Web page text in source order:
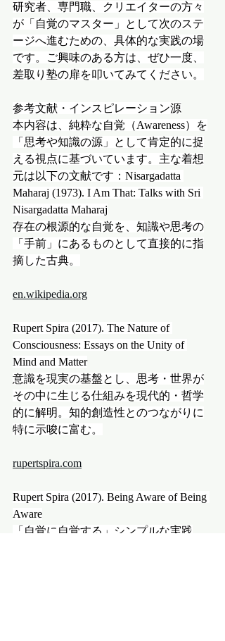
研究者、専門職、クリエイターの方々
が「自覚のマスター」として次のステ
ージへ進むための、具体的な実践の場
です。ご興味のある方は、ぜひ一度、
差取り塾の扉を叩いてみてください。
参考文献・インスピレーション源
本内容は、純粋な自覚（Awareness）を
「思考や知識の源」として肯定的に捉
える視点に基づいています。主な着想
元は以下の文献です：Nisargadatta
Maharaj (1973). I Am That: Talks with Sri
Nisargadatta Maharaj
存在の根源的な自覚を、知識や思考の
「手前」にあるものとして直接的に指
摘した古典。
en.wikipedia.org
Rupert Spira (2017). The Nature of
Consciousness: Essays on the Unity of
Mind and Matter
意識を現実の基盤とし、思考・世界が
その中に生じる仕組みを現代的・哲学
的に解明。知的創造性とのつながりに
特に示唆に富む。
rupertspira.com
Rupert Spira (2017). Being Aware of Being
Aware
「自覚に自覚する」シンプルな実践